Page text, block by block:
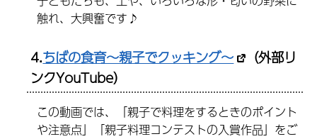
触れ、大興奮です♪
4.ちばの食育～親子でクッキング～
（外部リ
ンクYouTube）
この動画では、「親子で料理をするときのポイント
や注意点」「親子料理コンテストの入賞作品」をご